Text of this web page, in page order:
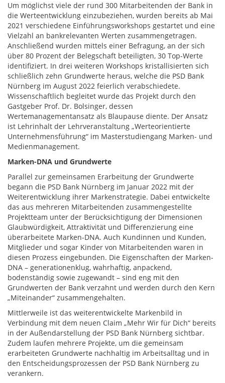
Um möglichst viele der rund 300 Mitarbeitenden der Bank in
die Werteentwicklung einzubeziehen, wurden bereits ab Mai
2021 verschiedene Einführungsworkshops gestartet und eine
Vielzahl an bankrelevanten Werten zusammengetragen.
Anschließend wurden mittels einer Befragung, an der sich
über 80 Prozent der Belegschaft beteiligten, 30 Top-Werte
identifiziert. In drei weiteren Workshops kristallisierten sich
schließlich zehn Grundwerte heraus, welche die PSD Bank
Nürnberg im August 2022 feierlich verabschiedete.
Wissenschaftlich begleitet wurde das Projekt durch den
Gastgeber Prof. Dr. Bolsinger, dessen
Wertemanagementansatz als Blaupause diente. Der Ansatz
ist Lehrinhalt der Lehrveranstaltung „Werteorientierte
Unternehmensführung“ im Masterstudiengang Marken- und
Medienmanagement.
Marken-DNA und Grundwerte
Parallel zur gemeinsamen Erarbeitung der Grundwerte
begann die PSD Bank Nürnberg im Januar 2022 mit der
Weiterentwicklung ihrer Markenstrategie. Dabei entwickelte
das aus mehreren Mitarbeitenden zusammengestellte
Projektteam unter der Berücksichtigung der Dimensionen
Glaubwürdigkeit, Attraktivität und Differenzierung eine
überarbeitete Marken-DNA. Auch Kundinnen und Kunden,
Mitglieder und sogar Kinder von Mitarbeitenden waren in
diesen Prozess eingebunden. Die Eigenschaften der Marken-
DNA – generationenklug, wahrhaftig, anpackend,
bodenständig sowie zugewandt – sind eng mit den
Grundwerten der Bank verzahnt und werden durch den Kern
„Miteinander“ zusammengehalten.
Mittlerweile ist das weiterentwickelte Markenbild in
Verbindung mit dem neuen Claim „Mehr Wir für Dich“ bereits
in der Außendarstellung der PSD Bank Nürnberg sichtbar.
Zudem laufen mehrere Projekte, um die gemeinsam
erarbeiteten Grundwerte nachhaltig im Arbeitsalltag und in
den Entscheidungsprozessen der PSD Bank Nürnberg zu
verankern.